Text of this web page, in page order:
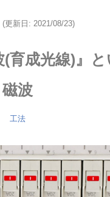
(更新日: 2021/08/23)
育成光線)』
磁波
工法